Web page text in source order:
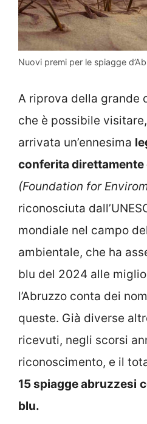
Nuovi premi per le spiagge
A riprova della grande
che è possibile
arrivata un’ennesima
conferita direttamente
(Foundation for
riconosciuta
mondiale nel campo
ambientale, che ha
blu del 2024 alle
l’Abruzzo conta dei
queste. Già diverse
ricevuti, negli scorsi
riconoscimento, e il
15 spiagge abruzzesi
blu.